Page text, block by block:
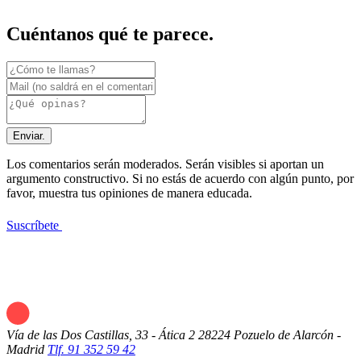
Cuéntanos qué te parece.
Enviar.
Los comentarios serán moderados. Serán visibles si aportan un
argumento constructivo. Si no estás de acuerdo con algún punto, por
favor, muestra tus opiniones de manera educada.
Suscríbete
Vía de las Dos Castillas, 33 - Ática 2 28224 Pozuelo de Alarcón -
Madrid Tlf. 91 352 59 42